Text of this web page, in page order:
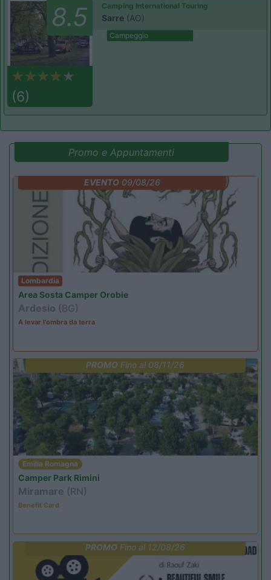
8.5
(6)
Camping International Touring
Sarre (AO)
Campeggio
Promo e Appuntamenti
EVENTO09/08/26
Lombardia
Area Sosta Camper Orobie
Ardesio (BG)
A levar l'ombra da terra
PROMO Fino al 08/11/26
Emilia Romagna
Camper Park Rimini
Miramare (RN)
Benefit Card
PROMO Fino al 12/08/26